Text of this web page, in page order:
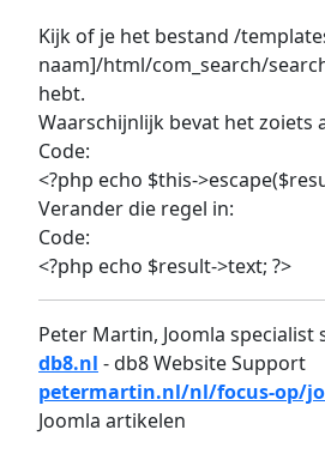
Kijk of je het bestand /
naam]/html/com_search/
hebt.
Waarschijnlijk bevat het zoiets
Code:
<?php echo $this-
Verander die regel in:
Code:
<?php echo $result->text; ?>
Peter Martin, Joomla specialist
db8.nl - db8 Website Support
petermartin.nl/nl/focus-op/
Joomla artikelen